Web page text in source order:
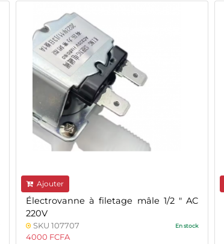
Ajouter
Électrovanne à filetage mâle 1/2 " AC
220V
SKU 107707 En stock
4000 FCFA